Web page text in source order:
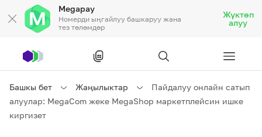
Megapay
Номерди ыңгайлуу башкаруу жана
тез төлөмдөр
Жүктөп
алуу
Башкы бет Жаңылыктар
Пайдалуу онлайн сатып
алуулар: MegaCom жеке MegaShop маркетплейсин ишке
киргизет